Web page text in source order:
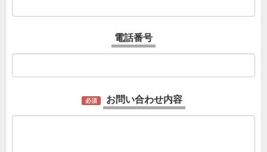
電話番号
必須 お問い合わせ内容